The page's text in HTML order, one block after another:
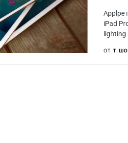
Applpe
iPad
ОТ Т.